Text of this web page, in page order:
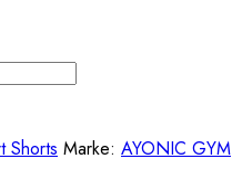
Shorts Marke: AYONIC GYM